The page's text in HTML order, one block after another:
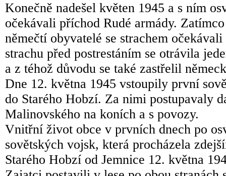
Konečně nadešel květen 1945 a s ním
očekávali příchod Rudé armády.
němečtí obyvatelé se strachem
strachu před postrestáním se otrávila
a z téhož důvodu se také zastřelil
Dne 12. května 1945 vstoupily první
do Starého Hobzí. Za nimi postupavaly
Malinovského na koních a s povozy.
Vnitřní život obce v prvních dnech po
sovětských vojsk, která procházela
Starého Hobzí od Jemnice 12. května